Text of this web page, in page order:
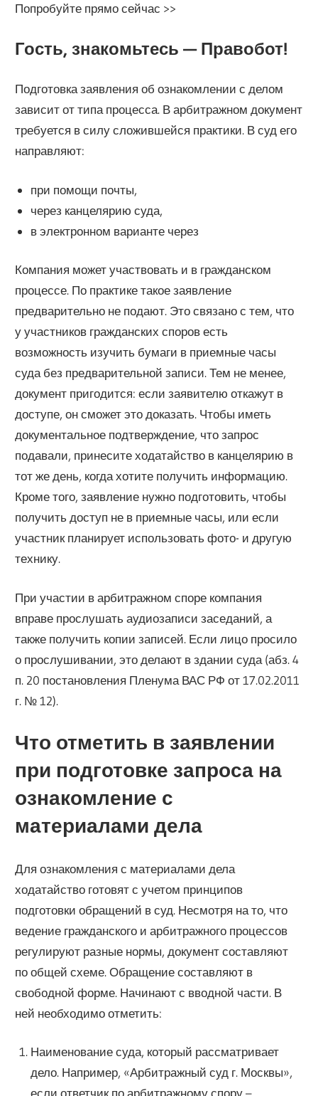
Попробуйте прямо сейчас >>
Гость, знакомьтесь — Правобот!
Подготовка заявления об ознакомлении с делом
зависит от типа процесса. В арбитражном документ
требуется в силу сложившейся практики. В суд его
направляют:
при помощи почты,
через канцелярию суда,
в электронном варианте через
Компания может участвовать и в гражданском
процессе. По практике такое заявление
предварительно не подают. Это связано с тем, что
у участников гражданских споров есть
возможность изучить бумаги в приемные часы
суда без предварительной записи. Тем не менее,
документ пригодится: если заявителю откажут в
доступе, он сможет это доказать. Чтобы иметь
документальное подтверждение, что запрос
подавали, принесите ходатайство в канцелярию в
тот же день, когда хотите получить информацию.
Кроме того, заявление нужно подготовить, чтобы
получить доступ не в приемные часы, или если
участник планирует использовать фото- и другую
технику.
При участии в арбитражном споре компания
вправе прослушать аудиозаписи заседаний, а
также получить копии записей. Если лицо просило
о прослушивании, это делают в здании суда (абз. 4
п. 20 постановления Пленума ВАС РФ от 17.02.2011
г. № 12).
Что отметить в заявлении
при подготовке запроса на
ознакомление с
материалами дела
Для ознакомления с материалами дела
ходатайство готовят с учетом принципов
подготовки обращений в суд. Несмотря на то, что
ведение гражданского и арбитражного процессов
регулируют разные нормы, документ составляют
по общей схеме. Обращение составляют в
свободной форме. Начинают с вводной части. В
ней необходимо отметить:
Наименование суда, который рассматривает
дело. Например, «Арбитражный суд г. Москвы»,